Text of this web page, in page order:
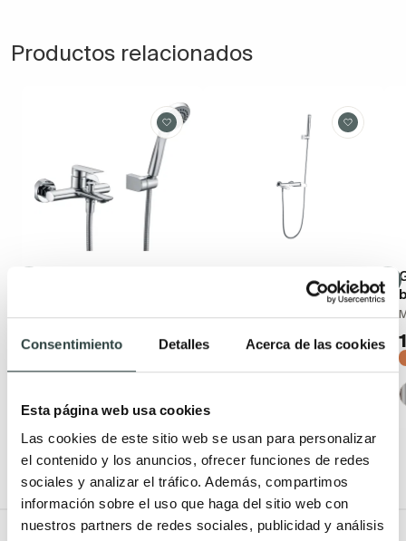
Consentimiento Detalles Acerca de las cookies
Esta página web usa cookies
Las cookies de este sitio web se usan para personalizar
el contenido y los anuncios, ofrecer funciones de redes
sociales y analizar el tráfico. Además, compartimos
información sobre el uso que haga del sitio web con
nuestros partners de redes sociales, publicidad y análisis
Productos relacionados
Monomando
115,28€155,79€
Monomando
131,62€177,87€